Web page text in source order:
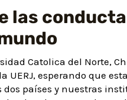
las
Catolica del Norte,
esperando que
países y nuestras